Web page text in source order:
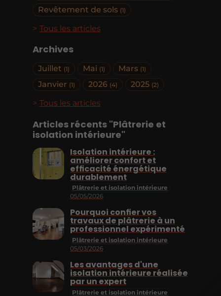
Revêtement de sols (1)
Tous les articles
Archives
Juillet (1) Mai (1) Mars (1)
Janvier (1) 2026 (4) 2025 (2)
Tous les articles
Articles récents "Plâtrerie et
isolation intérieure"
Plâtrerie et isolation intérieure
05/05/2026
Isolation intérieure :
améliorer confort et
efficacité énergétique
durablement
Plâtrerie et isolation intérieure
05/03/2026
Pourquoi confier vos
travaux de plâtrerie à un
professionnel expérimenté
Plâtrerie et isolation intérieure
Les avantages d'une
isolation intérieure réalisée
par un expert